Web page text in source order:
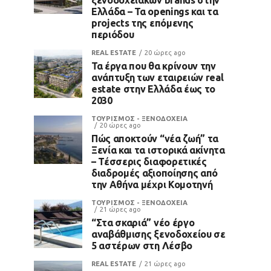
Ελλάδα – Τα openings και τα
projects της επόμενης
περιόδου
REAL ESTATE 20 ώρες ago
Τα έργα που θα κρίνουν την
ανάπτυξη των εταιρειών real
estate στην Ελλάδα έως το
2030
ΤΟΥΡΙΣΜΟΣ - ΞΕΝΟΔΟΧΕΙΑ
20 ώρες ago
Πώς αποκτούν “νέα ζωή” τα
Ξενία και τα ιστορικά ακίνητα
– Τέσσερις διαφορετικές
διαδρομές αξιοποίησης από
την Αθήνα μέχρι Κομοτηνή
ΤΟΥΡΙΣΜΟΣ - ΞΕΝΟΔΟΧΕΙΑ
21 ώρες ago
“Στα σκαριά” νέο έργο
αναβάθμισης ξενοδοχείου σε
5 αστέρων στη Λέσβο
REAL ESTATE 21 ώρες ago